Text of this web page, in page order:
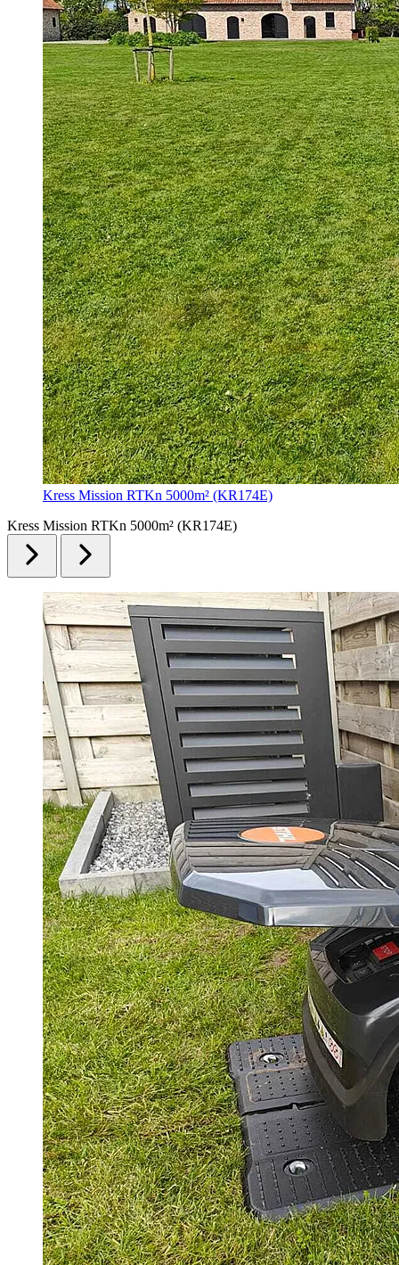
Kress Mission RTKn 5000m² (KR174E)
Kress Mission RTKn 5000m² (KR174E)